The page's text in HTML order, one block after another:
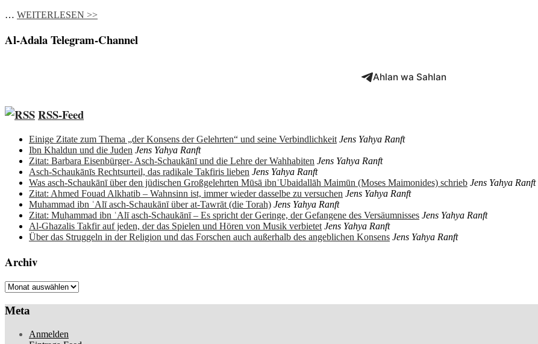
… WEITERLESEN >>
Al-Adala Telegram-Channel
Ahlan wa Sahlan
RSS-Feed
Einige Zitate zum Thema „der Konsens der Gelehrten“ und seine Verbindlichkeit Jens Yahya Ranft
Ibn Khaldun und die Juden Jens Yahya Ranft
Zitat: Barbara Eisenbürger- Asch-Schaukānī und die Lehre der Wahhabiten Jens Yahya Ranft
Asch-Schaukānīs Rechtsurteil, das radikale Takfiris lieben Jens Yahya Ranft
Was asch-Schaukānī über den jüdischen Großgelehrten Mūsā ibnʿUbaidallāh Maimūn (Moses Maimonides) schrieb Jens Yahya Ranft
Zitat: Ahmed Fouad Alkhatib – Wahnsinn ist, immer wieder dasselbe zu versuchen Jens Yahya Ranft
Muhammad ibn ʿAlī asch-Schaukānī über at-Tawrāt (die Torah) Jens Yahya Ranft
Zitat: Muḥammad ibn ʿAlī asch-Schaukānī – Es spricht der Geringe, der Gefangene des Versäumnisses Jens Yahya Ranft
Al-Ghazalis Takfir auf jeden, der das Spielen und Hören von Musik verbietet Jens Yahya Ranft
Über das Struggeln in der Religion und das Forschen auch außerhalb des angeblichen Konsens Jens Yahya Ranft
Archiv
Archiv
Meta
Anmelden